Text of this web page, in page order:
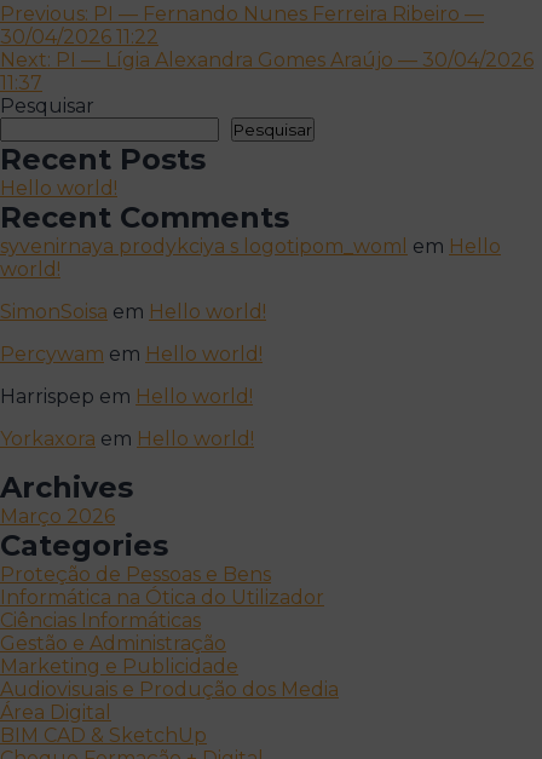
Navegação
de
artigos
Previous: PI — Fernando Nunes Ferreira Ribeiro —
30/04/2026 11:22
Next: PI — Lígia Alexandra Gomes Araújo — 30/04/2026
11:37
Pesquisar
Pesquisar
Recent Posts
Hello world!
Recent Comments
syvenirnaya prodykciya s logotipom_woml em Hello
world!
SimonSoisa em Hello world!
Percywam em Hello world!
Harrispep em Hello world!
Yorkaxora em Hello world!
Archives
Março 2026
Categories
Proteção de Pessoas e Bens
Informática na Ótica do Utilizador
Ciências Informáticas
Gestão e Administração
Marketing e Publicidade
Audiovisuais e Produção dos Media
Área Digital
BIM CAD & SketchUp